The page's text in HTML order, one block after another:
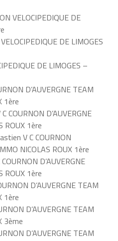
VELOCIPEDIQUE DE
DE LIMOGES
DE LIMOGES –
D’AUVERGNE TEAM
1ère
COURNON D’AUVERGNE
ROUX 1ère
V C COURNON
NICOLAS ROUX 1ère
D’AUVERGNE
ROUX 1ère
D’AUVERGNE TEAM
1ère
D’AUVERGNE TEAM
3ème
D’AUVERGNE TEAM